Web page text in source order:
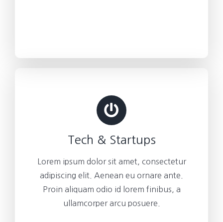
Tech & Startups
Lorem ipsum dolor sit amet, consectetur
adipiscing elit. Aenean eu ornare ante.
Proin aliquam odio id lorem finibus, a
ullamcorper arcu posuere.